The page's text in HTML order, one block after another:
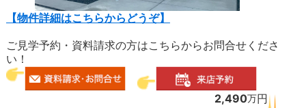
【物件詳細はこちらからどうぞ】
ご見学予約・資料請求の方はこちらからお問合せくださ
い！
2,490万円